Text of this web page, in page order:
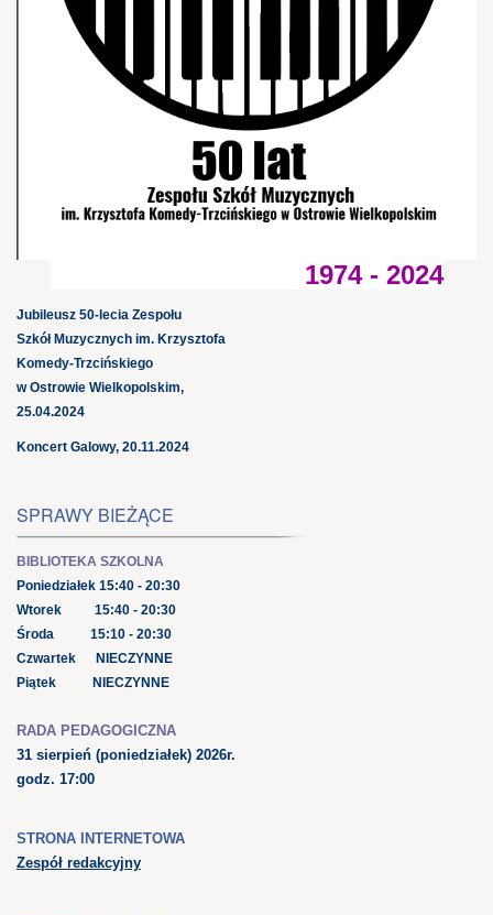
1974 - 2024
Jubileusz 50-lecia Zespołu
Szkół Muzycznych im. Krzysztofa
Komedy-Trzcińskiego
w Ostrowie Wielkopolskim,
25.04.2024
Koncert Galowy, 20.11.2024
SPRAWY BIEŻĄCE
BIBLIOTEKA SZKOLNA
Poniedziałek 15:40 - 20:30
Wtorek 15:40 - 20:30
Środa 15:10 - 20:30
Czwartek NIECZYNNE
Piątek NIECZYNNE
RADA PEDAGOGICZNA
31 sierpień (poniedziałek) 2026r.
godz. 17:00
STRONA INTERNETOWA
Zespół redakcyjny